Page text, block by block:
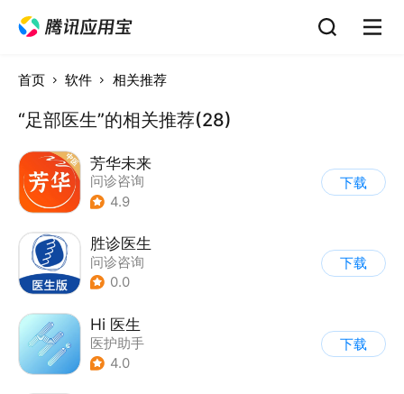
首页 软件 相关推荐
“足部医生”的相关推荐(28)
芳华未来
问诊咨询
4.9
下载
胜诊医生
问诊咨询
0.0
下载
Hi 医生
医护助手
4.0
下载